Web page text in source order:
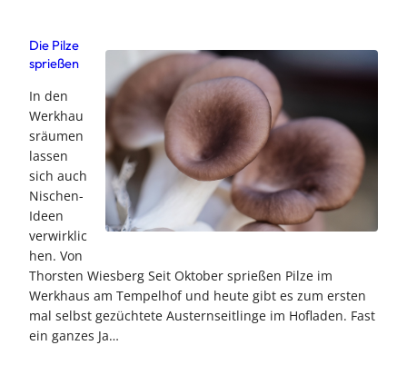
Die Pilze
sprießen
In den
Werkhau
sräumen
lassen
sich auch
Nischen-
Ideen
verwirklic
hen. Von
Thorsten Wiesberg Seit Oktober sprießen Pilze im
Werkhaus am Tempelhof und heute gibt es zum ersten
mal selbst gezüchtete Austernseitlinge im Hofladen. Fast
ein ganzes Ja…